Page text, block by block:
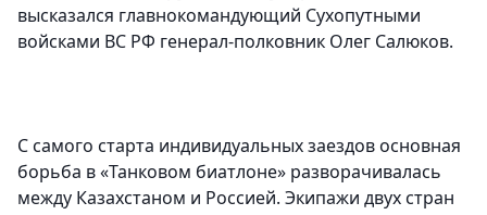
высказался главнокомандующий Сухопутными
войсками ВС РФ генерал-полковник Олег Салюков.
С самого старта индивидуальных заездов основная
борьба в «Танковом биатлоне» разворачивалась
между Казахстаном и Россией. Экипажи двух стран